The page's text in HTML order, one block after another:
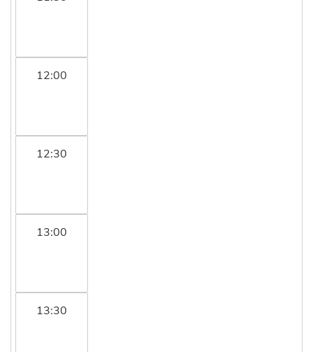
12:00
12:30
13:00
13:30